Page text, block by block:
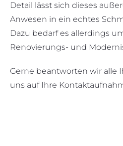
Detail lässt sich dieses
Anwesen in ein echtes
Dazu bedarf es allerdings
Renovierungs- und
Gerne beantworten wir alle
uns auf Ihre